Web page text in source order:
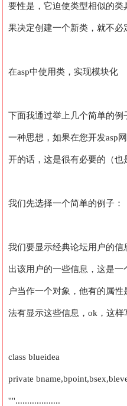
要性是，它迫使类型相似的
果决定创建一个新类，就不必
在asp中使用类，实现模块化
下面我通过举上几个简单的
一种思想，如果在您开发asp
开的话，这是很有必要的（也
我们先选择一个简单的例子：
我们要显示经典论坛用户的
出该用户的一些信息，这是
户当作一个对象，他有的属
法有显示这些信息，ok，这样
class blueidea
private
''''...................